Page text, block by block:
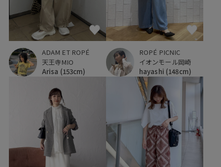
ADAM ET ROPÉ
天王寺MIO
Arisa (153cm)
ROPÉ PICNIC
イオンモール岡崎
hayashi (148cm)